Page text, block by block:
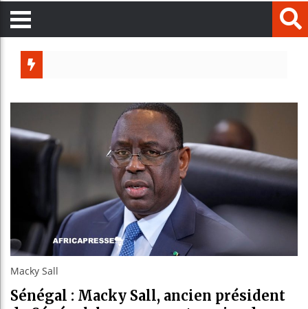
Bénin :
Aliko
Macky Sall
Sénégal : Macky Sall, ancien président